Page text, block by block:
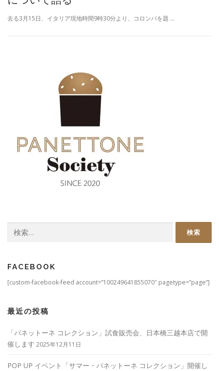
去る3月15日、イタリア現地時間9時30分より、コロンバを題 …
索:
FACEBOOK
[custom-facebook-feed account=”100249641855070″ pagetype=”page”]
最近の投稿
「パネットーネ コレクション」試食販売会、日本橋三越本店で開
催します 2025年12月11日
POP UP イベント「サマー・パネットーネ コレクション」開催し